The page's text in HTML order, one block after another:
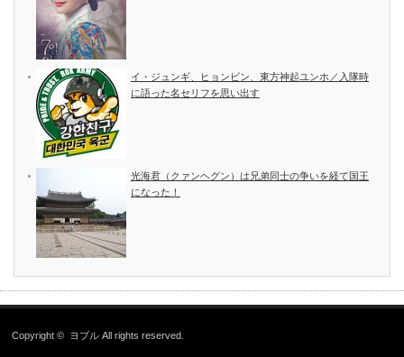
イ・ジュンギ、ヒョンビン、東方神起ユンホ／入隊時
に語った名セリフを思い出す
光海君（クァンヘグン）は兄弟同士の争いを経て国王
になった！
Copyright © ヨブル All rights reserved.